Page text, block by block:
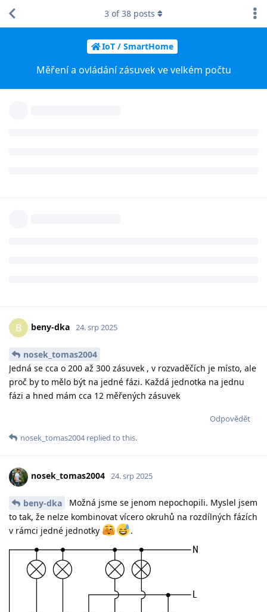
IoT / SmartHome
Měření a ovládání zásuvek ve velkém počtu
3 of38 posts
B beny-dka 24. srp 2025
nosek_tomas2004
Jedná se cca o 200 až 300 zásuvek , v rozvaděčích je místo, ale
proč by to mělo být na jedné fázi. Každá jednotka na jednu
fázi a hned mám cca 12 měřených zásuvek
Odpovědět
nosek_tomas2004replied to this.
nosek_tomas2004 24. srp 2025
beny-dka
Možná jsme se jenom nepochopili. Myslel jsem
to tak, že nelze kombinovat vícero okruhů na rozdílných fázích
v rámci jedné jednotky
.